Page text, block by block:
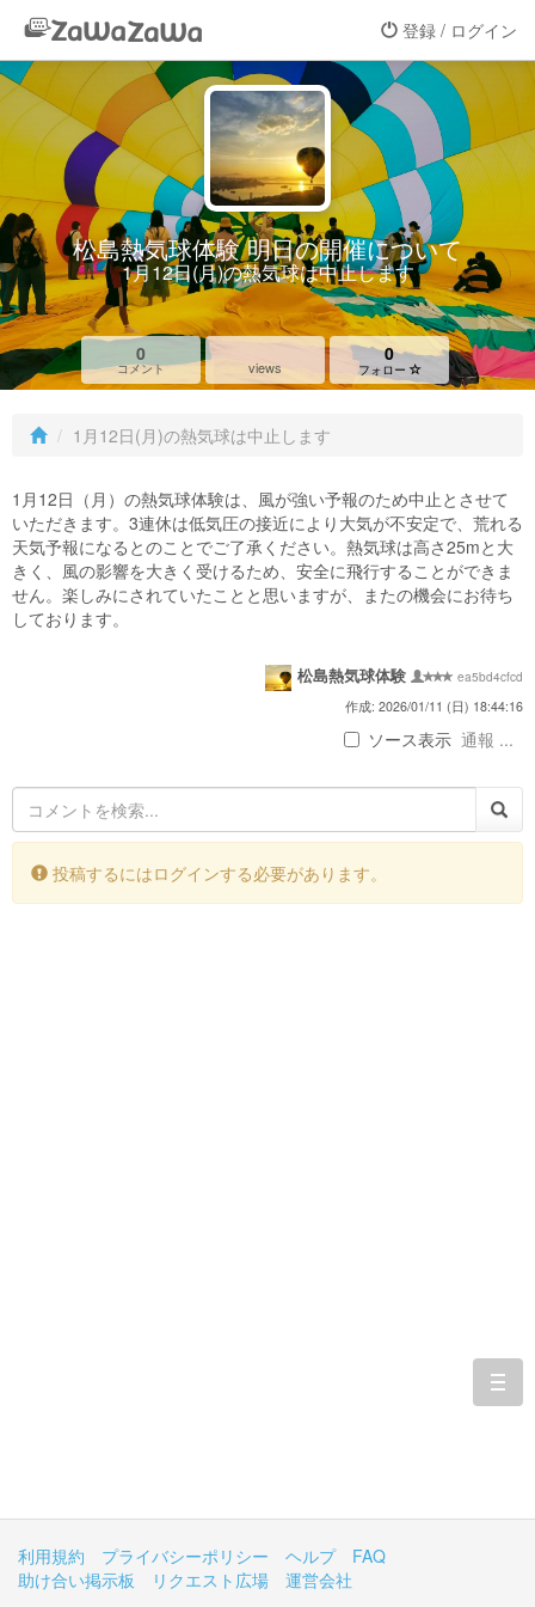
登録 / ログイン
松島熱気球体験 明日の開催について
1月12日(月)の熱気球は中止します
0
コメント views
0
フォロー
1月12日(月)の熱気球は中止します
1月12日（月）の熱気球体験は、風が強い予報のため中止とさせて
いただきます。3連休は低気圧の接近により大気が不安定で、荒れる
天気予報になるとのことでご了承ください。熱気球は高さ25mと大
きく、風の影響を大きく受けるため、安全に飛行することができま
せん。楽しみにされていたことと思いますが、またの機会にお待ち
しております。
松島熱気球体験
ea5bd4cfcd
作成: 2026/01/11 (日) 18:44:16
ソース表示 通報 ...
投稿するにはログインする必要があります。
利用規約 プライバシーポリシー ヘルプ
FAQ
助け合い掲示板
リクエスト広場
運営会社